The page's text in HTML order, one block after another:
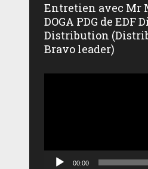
Entretien avec Mr
DOGA PDG de EDF
Distribution
Bravo leader)
00:00